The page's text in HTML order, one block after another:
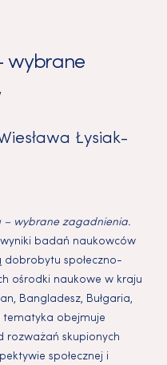
wybrane
Łysiak-
– wybrane zagadnienia.
badań naukowców
społeczno-
ośrodki naukowe w kraju
Bangladesz, Bułgaria,
tematyka obejmuje
rozważań skupionych
społecznej i